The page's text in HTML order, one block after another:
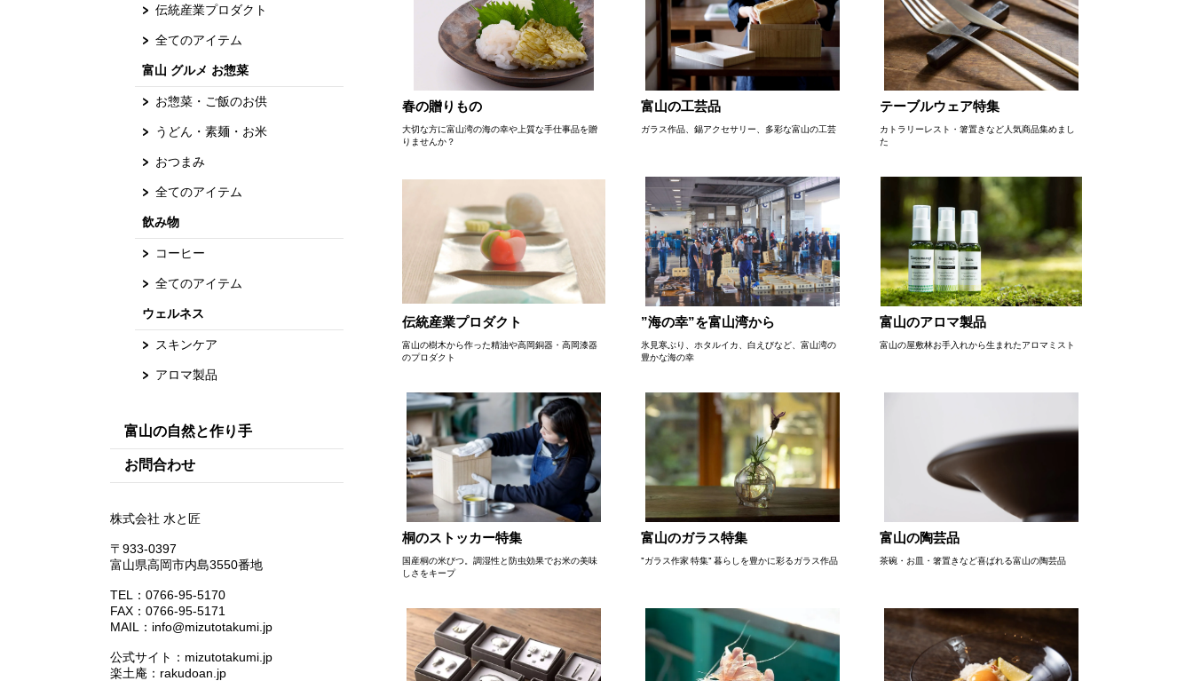
伝統産業プロダクト
全てのアイテム
富山 グルメ お惣菜
お惣菜・ご飯のお供
うどん・素麺・お米
おつまみ
全てのアイテム
飲み物
コーヒー
全てのアイテム
ウェルネス
スキンケア
アロマ製品
富山の自然と作り手
お問合わせ
株式会社 水と匠
〒933-0397
富山県高岡市内島3550番地
TEL：0766-95-5170
FAX：0766-95-5171
MAIL： info@mizutotakumi.jp
公式サイト：mizutotakumi.jp
楽土庵：rakudoan.jp
春の贈りもの
大切な方に富山湾の海の幸や上質な手仕事品を贈
りませんか？
富山の工芸品
ガラス作品、錫アクセサリー、多彩な富山の工芸
テーブルウェア特集
カトラリーレスト・箸置きなど人気商品集めまし
た
伝統産業プロダクト
富山の樹木から作った精油や高岡銅器・高岡漆器
のプロダクト
”海の幸”を富山湾から
氷見寒ぶり、ホタルイカ、白えびなど、富山湾の
豊かな海の幸
富山のアロマ製品
富山の屋敷林お手入れから生まれたアロマミスト
桐のストッカー特集
国産桐の米びつ。調湿性と防虫効果でお米の美味
しさをキープ
富山のガラス特集
"ガラス作家 特集" 暮らしを豊かに彩るガラス作品
富山の陶芸品
茶碗・お皿・箸置きなど喜ばれる富山の陶芸品